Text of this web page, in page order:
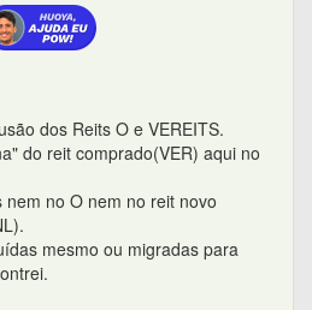
dos Reits O e VEREITS.
do reit comprado(VER) aqui no
no O nem no reit novo
mesmo ou migradas para